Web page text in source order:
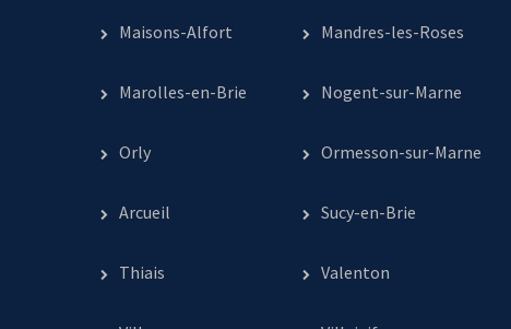
Maisons-Alfort Mandres-les-Roses
Marolles-en-Brie Nogent-sur-Marne
Orly Ormesson-sur-Marne
Arcueil Sucy-en-Brie
Thiais Valenton